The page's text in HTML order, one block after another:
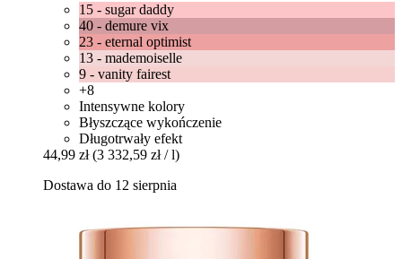
15 - sugar daddy
40 - demure vix
23 - eternal optimist
13 - mademoiselle
9 - vanity fairest
+8
Intensywne kolory
Błyszczące wykończenie
Długotrwały efekt
44,99 zł (3 332,59 zł / l)
Dostawa do 12 sierpnia